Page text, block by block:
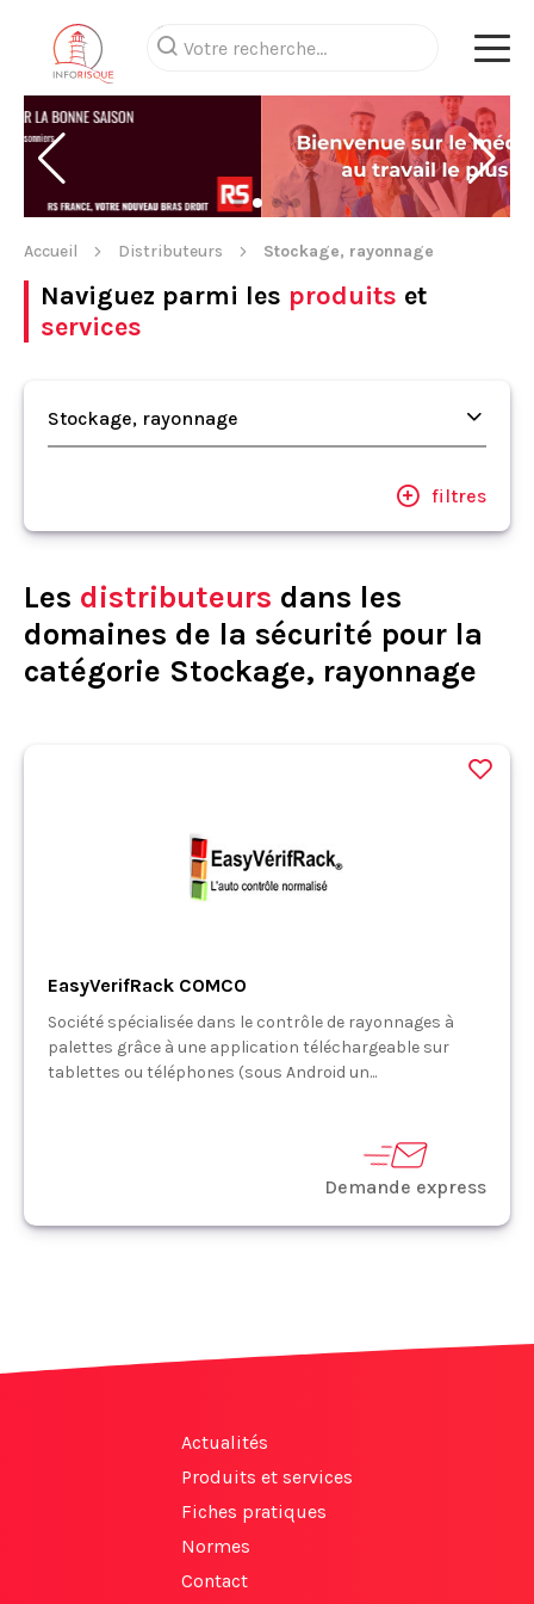
Accueil Distributeurs Stockage, rayonnage
Naviguez parmi les produits et
services
Stockage, rayonnage
filtres
Les distributeurs dans les
domaines de la sécurité pour la
catégorie Stockage, rayonnage
EasyVerifRack COMCO
Société spécialisée dans le contrôle de rayonnages à
palettes grâce à une application téléchargeable sur
tablettes ou téléphones (sous Android un...
Demande express
Actualités
Produits et services
Fiches pratiques
Normes
Contact